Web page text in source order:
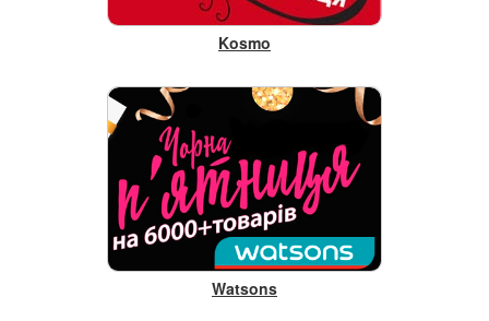
Kosmo
Watsons